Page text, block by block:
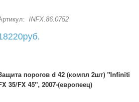
INFX.86.0752
порогов d 42 (компл 2шт) "Infiniti
35/FX 45", 2007-(европеец)